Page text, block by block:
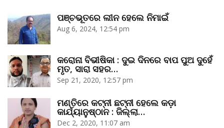
ପଞ୍ଚଭୂତରେ ଲୀନ ହେଲେ ନିମାଇଁ
Aug 6, 2024, 12:54 pm
କରୋନା ବିଭୀଷିକା : ଦୁଇ ଦିନରେ ବାପ ପୁଅ ଦୁହେଁ
ମୃତ, ସାରା ସହର…
Sep 21, 2020, 12:57 pm
ମଣ୍ତିରେ କଟ୍‌ନୀ ଛଟ୍‌ନୀ ହେଲେ କଡ଼ା
କାର୍ଯ୍ୟାନୁଷ୍ଠାନ : ଜିଲ୍ଲା…
Dec 2, 2020, 11:07 am